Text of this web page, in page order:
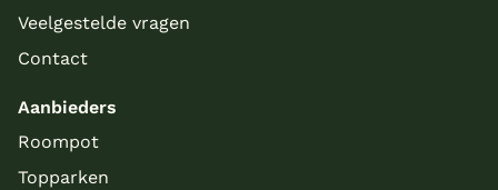
Veelgestelde vragen
Contact
Aanbieders
Roompot
Topparken